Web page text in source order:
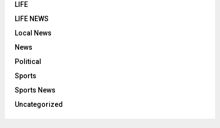
LIFE
LIFE NEWS
Local News
News
Political
Sports
Sports News
Uncategorized